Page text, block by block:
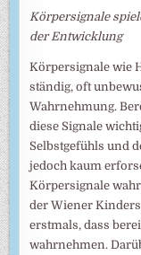
Körpersignale
der Entwicklung
Körpersignale wie
ständig, oft
Wahrnehmung.
diese Signale
Selbstgefühls und
jedoch kaum
Körpersignale
der Wiener
erstmals, dass
wahrnehmen.